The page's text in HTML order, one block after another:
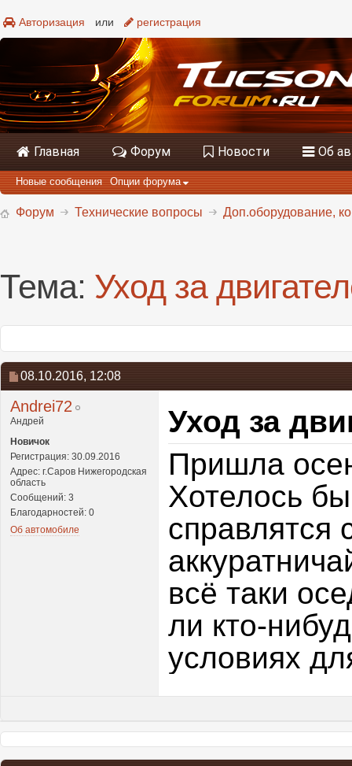
Авторизация или регистрация
Главная Форум Новости Об
Новые сообщения Опции форума
Форум Технические вопросы Доп.оборудование,
Тема: Уход за
08.10.2016, 12:08
Andrei72
Андрей
Новичок
Регистрация: 30.09.2016
Адрес: г.Саров Нижегородская
область
Сообщений: 3
Благодарностей: 0
Об автомобиле
Уход за
Пришла
Хотелось
справлятся
всё таки
ли кто-
условиях